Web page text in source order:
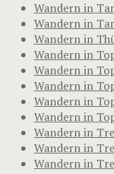
Wandern in
Wandern in
Wandern in
Wandern in
Wandern in
Wandern in
Wandern in
Wandern in
Wandern in
Wandern in
Wandern in